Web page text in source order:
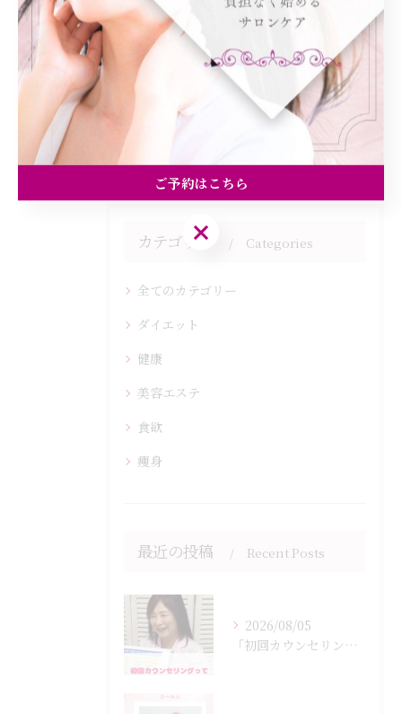
ご予約・お問い合わせはプロフィールの公式LINEから📩
< 前のページ 次のページ >
カテゴリー Categories
全てのカテゴリー
ダイエット
健康
美容エステ
食欲
痩身
最近の投稿 Recent Posts
2026/08/05
「初回カウンセリングでは何をするの？」
ご予約はこちら
ご予約はこちら